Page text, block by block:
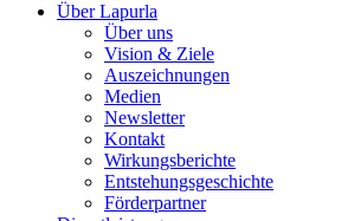
Über Lapurla
Über uns
Vision & Ziele
Auszeichnungen
Medien
Newsletter
Kontakt
Wirkungsberichte
Entstehungsgeschichte
Förderpartner